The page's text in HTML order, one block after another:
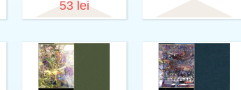
53 lei